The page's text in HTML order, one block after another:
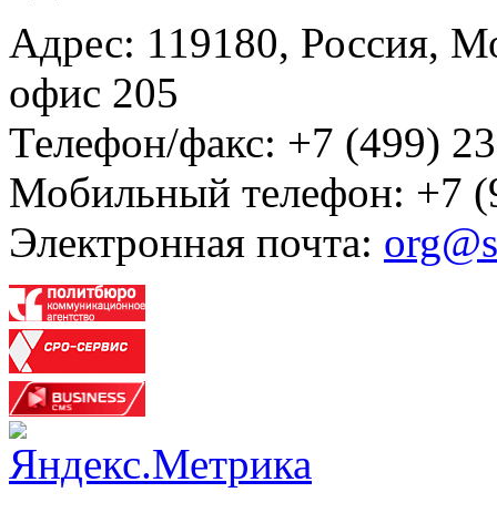
Адрес: 119180, Россия,
офис 205
Телефон/факс: +7 (499)
Мобильный телефон: +7
Электронная почта: